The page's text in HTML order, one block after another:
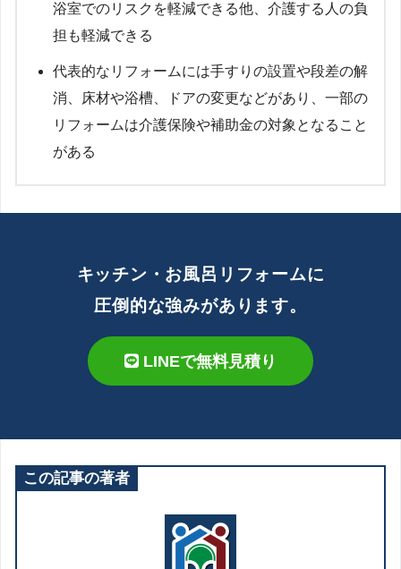
浴室でのリスクを軽減できる他、介護する人の負
担も軽減できる
代表的なリフォームには手すりの設置や段差の解
消、床材や浴槽、ドアの変更などがあり、一部の
リフォームは介護保険や補助金の対象となること
がある
キッチン・お風呂リフォームに
圧倒的な強みがあります。
LINEで無料見積り
この記事の著者